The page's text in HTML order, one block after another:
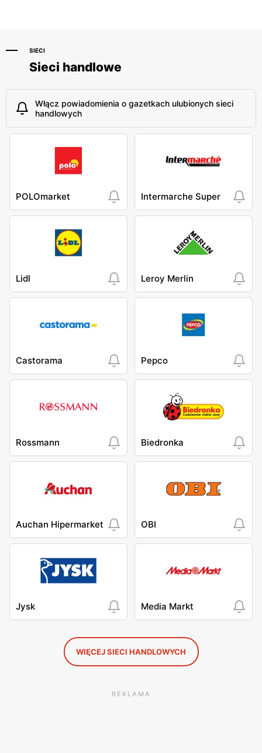
SIECI
Sieci handlowe
Włącz powiadomienia o gazetkach ulubionych sieci
handlowych
POLOmarket Intermarche Super
Lidl Leroy Merlin
Castorama Pepco
Rossmann Biedronka
Auchan Hipermarket OBI
Jysk Media Markt
WIĘCEJ SIECI HANDLOWYCH
REKLAMA